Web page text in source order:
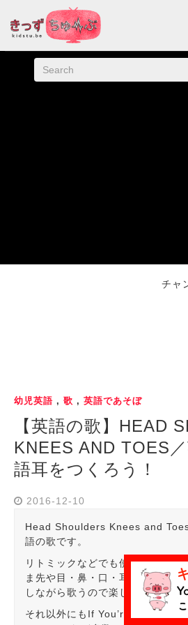
チャ
幼児英語 , 歌 , 英語であそぼ
【英語の歌】HEAD
KNEES AND TOES
語耳をつくろう！
2016-12-10
Head Shoulders Knees and
語の歌です。
リトミックなどでも使われたりし
ま先や目・鼻・口・耳などが覚え
しながら歌うので楽しいです。
それ以外にもIf You’re Happy